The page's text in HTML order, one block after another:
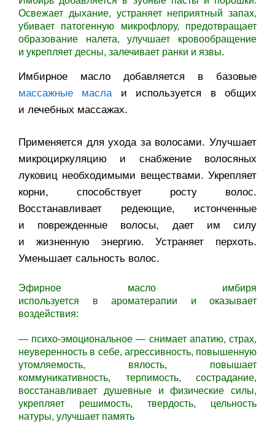
Освежает дыхание, устраняет неприятный запах,
убивает патогенную микрофлору, предотвращает
образование налета, улучшает кровообращение
и укрепляет десны, залечивает ранки и язвы.
Имбирное масло добавляется в базовые
массажные маслаи используется в общих
и лечебных массажах.
Применяется для ухода за волосами. Улучшает
микроциркуляцию и снабжение волосяных
луковиц необходимыми веществами. Укрепляет
корни, способствует росту волос.
Восстанавливает редеющие, истонченные
и поврежденные волосы, дает им силу
и жизненную энергию. Устраняет перхоть.
Уменьшает сальность волос.
Эфирное масло имбиря
используется в ароматерапии и оказывает
воздействия:
— психо-эмоциональное — снимает апатию, страх,
неуверенность в себе, агрессивность, повышенную
утомляемость, вялость, повышает
коммуникативность, терпимость, сострадание,
восстанавливает душевные и физические силы,
укрепляет решимость, твердость, цельность
натуры, улучшает память